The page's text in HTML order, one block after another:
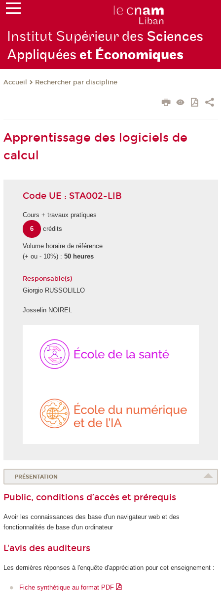
Institut Supérieur des Sciences
Appliquéeset Économiques
Accueil Rechercher par discipline
Apprentissage des logiciels de
calcul
Code UE : STA002-LIB
Cours + travaux pratiques
6
crédits
Volume horaire de référence
(+ ou - 10%) : 50 heures
Responsable(s)
Giorgio RUSSOLILLO
Josselin NOIREL
PRÉSENTATION
Public, conditions d’accès et prérequis
Avoir les connaissances des base d'un navigateur web et des
fonctionnalités de base d'un ordinateur
L'avis des auditeurs
Les dernières réponses à l'enquête d'appréciation pour cet enseignement :
Fiche synthétique au format PDF